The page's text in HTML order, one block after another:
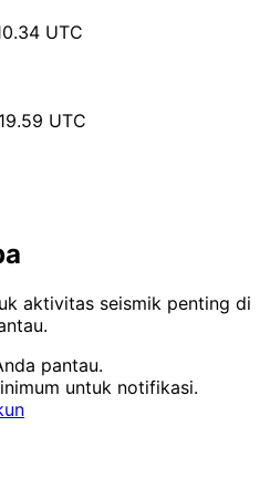
UTC
UTC
aktivitas seismik penting di
pantau.
untuk notifikasi.